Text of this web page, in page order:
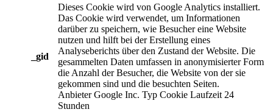
_gid
Dieses Cookie wird von Google Analytics installiert.
Das Cookie wird verwendet, um Informationen
darüber zu speichern, wie Besucher eine Website
nutzen und hilft bei der Erstellung eines
Analyseberichts über den Zustand der Website. Die
gesammelten Daten umfassen in anonymisierter Form
die Anzahl der Besucher, die Website von der sie
gekommen sind und die besuchten Seiten.
Anbieter Google Inc. Typ Cookie Laufzeit 24
Stunden